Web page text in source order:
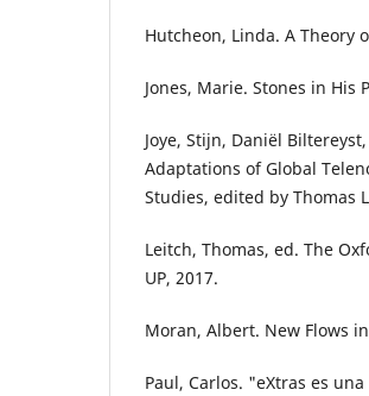
Hutcheon, Linda. A Theory
Jones, Marie. Stones in His
Joye, Stijn, Daniël
Adaptations of Global
Studies, edited by Thomas
Leitch, Thomas, ed. The
UP, 2017.
Moran, Albert. New Flows
Paul, Carlos. "eXtras es